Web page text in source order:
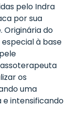
pelo Indra
por sua
Originária do
à base
os
uma
e intensificando